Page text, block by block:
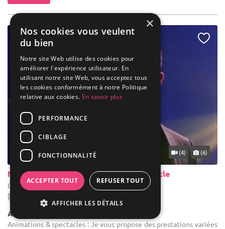
(4) (6)
Niko Magicien & Hypnotiseur de Spectacle
Cherbourg-en-Cotentin - Manche (50)
Animations & Spectacles
Animations & spectacles : Je vous propose des prestations variées
×
Nos cookies vous veulent
du bien
Notre site Web utilise des cookies pour
améliorer l'expérience utilisateur. En
utilisant notre site Web, vous acceptez tous
les cookies conformément à notre Politique
relative aux cookies. En savoir plus
PERFORMANCE
CIBLAGE
FONCTIONNALITÉ
ACCEPTER TOUT REFUSER TOUT
AFFICHER LES DÉTAILS